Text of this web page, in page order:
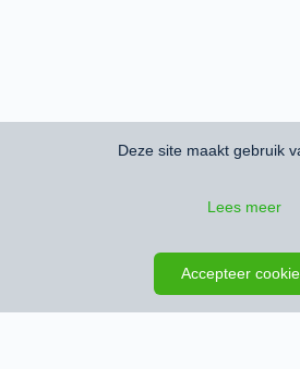
Zoeken opslaan
Deze site maakt gebruik
Lees meer
Accepteer